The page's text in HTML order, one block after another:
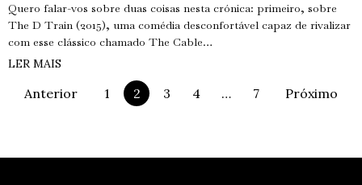
Quero falar-vos sobre duas coisas nesta crónica: primeiro, sobre
The D Train (2015), uma comédia desconfortável capaz de rivalizar
com esse clássico chamado The Cable…
LER MAIS
Anterior 1 2 3 4 … 7 Próximo